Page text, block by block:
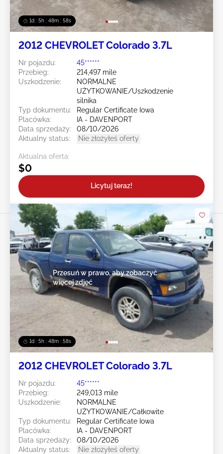
1d : 5h : 48m : 55s
2012 CHEVROLET Colorado 3.7L
Nr pojazdu:
45******
Przebieg:
214,497 mile
Uszkodzenie:
NORMALNE
UŻYTKOWANIE/Uszkodzenie
silnika
Typ dokumentu:
Regular Certificate Iowa
Placówka:
IA - DAVENPORT
Data sprzedaży:
08/10/2026
Aktualny status:
Nie złożyłeś oferty
Aktualna oferta:
$0
Licytuj teraz!
1d : 5h : 48m : 55s
Przesuń w prawo, aby zobaczyć
więcej zdjęć
2012 CHEVROLET Colorado 3.7L
Nr pojazdu:
45******
Przebieg:
249,013 mile
Uszkodzenie:
NORMALNE
UŻYTKOWANIE/Całkowite
Typ dokumentu:
Regular Certificate Iowa
Placówka:
IA - DAVENPORT
Data sprzedaży:
08/10/2026
Aktualny status:
Nie złożyłeś oferty